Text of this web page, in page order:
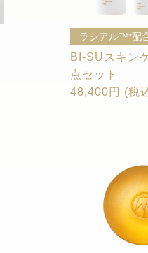
ラシアル™*配
BI-SUスキン
点セット
48,400円 (税